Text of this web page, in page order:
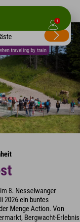
1
traveling by train
8. Nesselwanger
2026 ein buntes
Menge Action. Von
Bergwacht-Erlebnis